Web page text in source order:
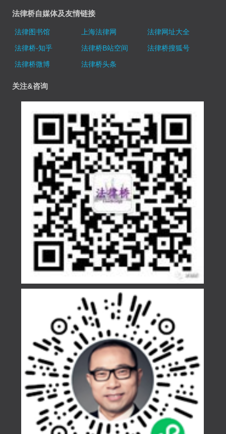
法律桥自媒体及友情链接
法律图书馆 上海法律网
法律网址大全
法律桥-知乎
法律桥B站空间
法律桥搜狐号
法律桥微博
法律桥头条
关注&咨询